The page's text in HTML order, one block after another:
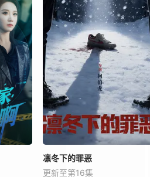
凛冬下的罪恶
更新至第16集